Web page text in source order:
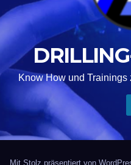
Know How und Trainings
Mit Stolz präsentiert von